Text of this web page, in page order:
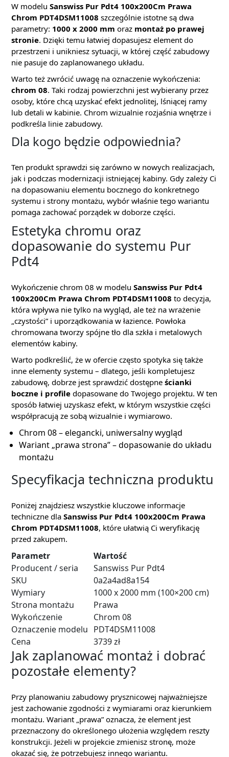
W modelu Sanswiss Pur Pdt4 100x200Cm Prawa
Chrom PDT4DSM11008 szczególnie istotne są dwa
parametry: 1000 x 2000 mm oraz montaż po prawej
stronie. Dzięki temu łatwiej dopasujesz element do
przestrzeni i unikniesz sytuacji, w której część zabudowy
nie pasuje do zaplanowanego układu.
Warto też zwrócić uwagę na oznaczenie wykończenia:
chrom 08. Taki rodzaj powierzchni jest wybierany przez
osoby, które chcą uzyskać efekt jednolitej, lśniącej ramy
lub detali w kabinie. Chrom wizualnie rozjaśnia wnętrze i
podkreśla linie zabudowy.
Dla kogo będzie odpowiednia?
Ten produkt sprawdzi się zarówno w nowych realizacjach,
jak i podczas modernizacji istniejącej kabiny. Gdy zależy Ci
na dopasowaniu elementu bocznego do konkretnego
systemu i strony montażu, wybór właśnie tego wariantu
pomaga zachować porządek w doborze części.
Estetyka chromu oraz
dopasowanie do systemu Pur
Pdt4
Wykończenie chrom 08 w modelu Sanswiss Pur Pdt4
100x200Cm Prawa Chrom PDT4DSM11008 to decyzja,
która wpływa nie tylko na wygląd, ale też na wrażenie
„czystości” i uporządkowania w łazience. Powłoka
chromowana tworzy spójne tło dla szkła i metalowych
elementów kabiny.
Warto podkreślić, że w ofercie często spotyka się także
inne elementy systemu – dlatego, jeśli kompletujesz
zabudowę, dobrze jest sprawdzić dostępne ścianki
boczne i profile dopasowane do Twojego projektu. W ten
sposób łatwiej uzyskasz efekt, w którym wszystkie części
współpracują ze sobą wizualnie i wymiarowo.
Chrom 08 – elegancki, uniwersalny wygląd
Wariant „prawa strona” – dopasowanie do układu
montażu
Specyfikacja techniczna produktu
Poniżej znajdziesz wszystkie kluczowe informacje
techniczne dla Sanswiss Pur Pdt4 100x200Cm Prawa
Chrom PDT4DSM11008, które ułatwią Ci weryfikację
przed zakupem.
Parametr
Wartość
Producent / seria
Sanswiss Pur Pdt4
SKU
0a2a4ad8a154
Wymiary
1000 x 2000 mm (100×200 cm)
Strona montażu
Prawa
Wykończenie
Chrom 08
Oznaczenie modelu PDT4DSM11008
Cena
3739 zł
Jak zaplanować montaż i dobrać
pozostałe elementy?
Przy planowaniu zabudowy prysznicowej najważniejsze
jest zachowanie zgodności z wymiarami oraz kierunkiem
montażu. Wariant „prawa” oznacza, że element jest
przeznaczony do określonego ułożenia względem reszty
konstrukcji. Jeżeli w projekcie zmienisz stronę, może
okazać się, że potrzebujesz innego wariantu.